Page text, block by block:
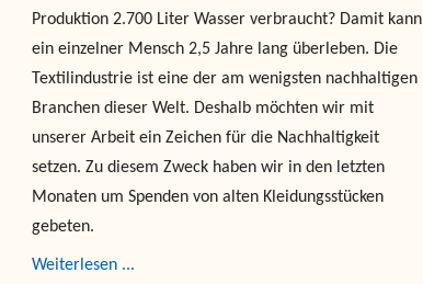
Produktion 2.700 Liter Wasser verbraucht? Damit kann
ein einzelner Mensch 2,5 Jahre lang überleben. Die
Textilindustrie ist eine der am wenigsten nachhaltigen
Branchen dieser Welt. Deshalb möchten wir mit
unserer Arbeit ein Zeichen für die Nachhaltigkeit
setzen. Zu diesem Zweck haben wir in den letzten
Monaten um Spenden von alten Kleidungsstücken
gebeten.
Weiterlesen ...